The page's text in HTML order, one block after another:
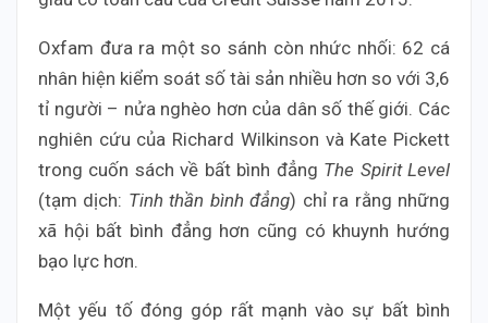
Oxfam đưa ra một so sánh còn nhức nhối: 62 cá
nhân hiện kiểm soát số tài sản nhiều hơn so với 3,6
tỉ người – nửa nghèo hơn của dân số thế giới. Các
nghiên cứu của Richard Wilkinson và Kate Pickett
trong cuốn sách về bất bình đẳng The Spirit Level
(tạm dịch: Tinh thần bình đẳng) chỉ ra rằng những
xã hội bất bình đẳng hơn cũng có khuynh hướng
bạo lực hơn.
Một yếu tố đóng góp rất mạnh vào sự bất bình